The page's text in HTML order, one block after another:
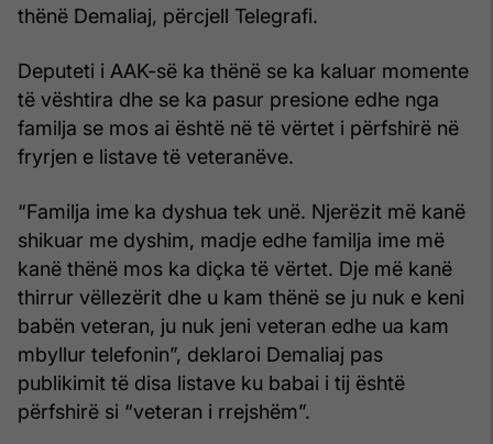
thënë Demaliaj, përcjell Telegrafi.
Deputeti i AAK-së ka thënë se ka kaluar momente
të vështira dhe se ka pasur presione edhe nga
familja se mos ai është në të vërtet i përfshirë në
fryrjen e listave të veteranëve.
“Familja ime ka dyshua tek unë. Njerëzit më kanë
shikuar me dyshim, madje edhe familja ime më
kanë thënë mos ka diçka të vërtet. Dje më kanë
thirrur vëllezërit dhe u kam thënë se ju nuk e keni
babën veteran, ju nuk jeni veteran edhe ua kam
mbyllur telefonin”, deklaroi Demaliaj pas
publikimit të disa listave ku babai i tij është
përfshirë si “veteran i rrejshëm”.